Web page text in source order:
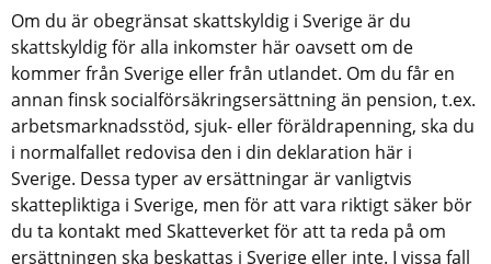
Om du är obegränsat skattskyldig i Sverige är du
skattskyldig för alla inkomster här oavsett om de
kommer från Sverige eller från utlandet. Om du får en
annan finsk socialförsäkringsersättning än pension, t.ex.
arbetsmarknadsstöd, sjuk- eller föräldrapenning, ska du
i normalfallet redovisa den i din deklaration här i
Sverige. Dessa typer av ersättningar är vanligtvis
skattepliktiga i Sverige, men för att vara riktigt säker bör
du ta kontakt med Skatteverket för att ta reda på om
ersättningen ska beskattas i Sverige eller inte. I vissa fall